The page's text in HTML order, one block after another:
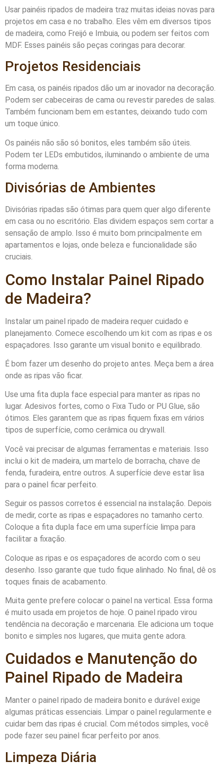
Usar painéis ripados de madeira traz muitas ideias novas para
projetos em casa e no trabalho. Eles vêm em diversos tipos
de madeira, como Freijó e Imbuia, ou podem ser feitos com
MDF. Esses painéis são peças coringas para decorar.
Projetos Residenciais
Em casa, os painéis ripados dão um ar inovador na decoração.
Podem ser cabeceiras de cama ou revestir paredes de salas.
Também funcionam bem em estantes, deixando tudo com
um toque único.
Os painéis não são só bonitos, eles também são úteis.
Podem ter LEDs embutidos, iluminando o ambiente de uma
forma moderna.
Divisórias de Ambientes
Divisórias ripadas são ótimas para quem quer algo diferente
em casa ou no escritório. Elas dividem espaços sem cortar a
sensação de amplo. Isso é muito bom principalmente em
apartamentos e lojas, onde beleza e funcionalidade são
cruciais.
Como Instalar Painel Ripado
de Madeira?
Instalar um painel ripado de madeira requer cuidado e
planejamento. Comece escolhendo um kit com as ripas e os
espaçadores. Isso garante um visual bonito e equilibrado.
É bom fazer um desenho do projeto antes. Meça bem a área
onde as ripas vão ficar.
Use uma fita dupla face especial para manter as ripas no
lugar. Adesivos fortes, como o Fixa Tudo or PU Glue, são
ótimos. Eles garantem que as ripas fiquem fixas em vários
tipos de superfície, como cerâmica ou drywall.
Você vai precisar de algumas ferramentas e materiais. Isso
inclui o kit de madeira, um martelo de borracha, chave de
fenda, furadeira, entre outros. A superfície deve estar lisa
para o painel ficar perfeito.
Seguir os passos corretos é essencial na instalação. Depois
de medir, corte as ripas e espaçadores no tamanho certo.
Coloque a fita dupla face em uma superfície limpa para
facilitar a fixação.
Coloque as ripas e os espaçadores de acordo com o seu
desenho. Isso garante que tudo fique alinhado. No final, dê os
toques finais de acabamento.
Muita gente prefere colocar o painel na vertical. Essa forma
é muito usada em projetos de hoje. O painel ripado virou
tendência na decoração e marcenaria. Ele adiciona um toque
bonito e simples nos lugares, que muita gente adora.
Cuidados e Manutenção do
Painel Ripado de Madeira
Manter o painel ripado de madeira bonito e durável exige
algumas práticas essenciais. Limpar o painel regularmente e
cuidar bem das ripas é crucial. Com métodos simples, você
pode fazer seu painel ficar perfeito por anos.
Limpeza Diária